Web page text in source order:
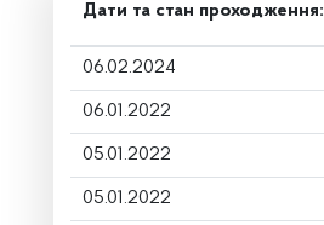
Дати та стан проходження:
06.02.2024
06.01.2022
05.01.2022
05.01.2022